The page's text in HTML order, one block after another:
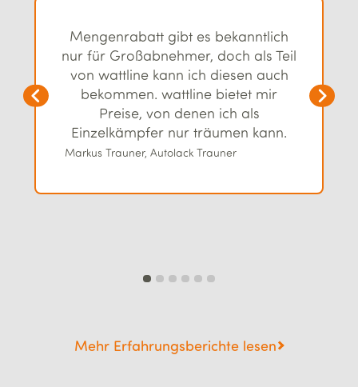
Mengenrabatt gibt es bekanntlich
nur für Großabnehmer, doch als Teil
von wattline kann ich diesen auch
bekommen. wattline bietet mir
Preise, von denen ich als
Einzelkämpfer nur träumen kann.
Markus Trauner, Autolack Trauner
Mehr Erfahrungsberichte lesen